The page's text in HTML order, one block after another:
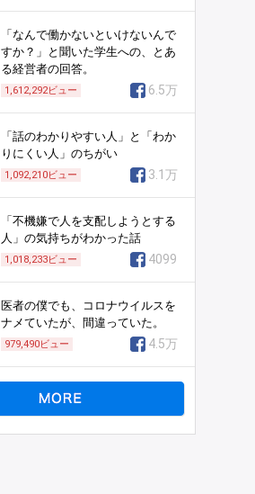
「なんで働かないといけないんで
すか？」と聞いた学生への、とあ
る経営者の回答。
1,612,292ビュー 6.5万
「話のわかりやすい人」と「わか
りにくい人」のちがい
1,092,210ビュー 3.1万
「不機嫌で人を支配しようとする
人」の気持ちがわかった話
1,018,233ビュー 4099
医者の僕でも、コロナウイルスを
ナメていたが、間違っていた。
979,490ビュー 4.5万